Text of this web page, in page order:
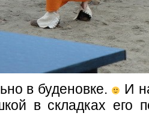
в буденовке.
И
в складках его